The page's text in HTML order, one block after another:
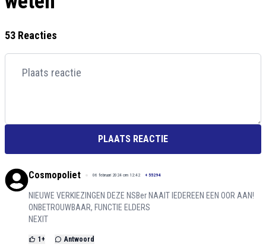
53 Reacties
PLAATS REACTIE
Cosmopoliet 06 februari 2024 om 12:42 + 55294
NIEUWE VERKIEZINGEN DEZE NSBer NAAIT IEDEREEN EEN OOR AAN!
ONBETROUWBAAR, FUNCTIE ELDERS
NEXIT
1 + Antwoord